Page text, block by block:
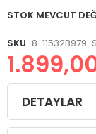
STOK MEVCUT
SKU 8-11532B979-S
DETAYLAR